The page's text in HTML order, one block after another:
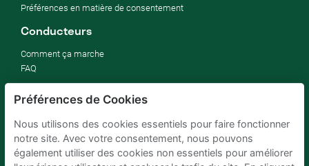
Préférences de Cookies
Nous utilisons des cookies essentiels pour faire fonctionner
notre site. Avec votre consentement, nous pouvons
également utiliser des cookies non essentiels pour améliorer
Préférences en matière de consentement
Conducteurs
Comment ça marche
FAQ
Propriétaires de parking
rentabiliser un parking d'entreprise
Pour hôtels
Pour immobilier